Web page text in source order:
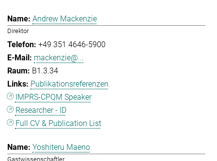
Andrew Mackenzie
Direktor
+49 351 4646-5900
mackenzie@...
B1.3.34
Publikationsreferenzen
IMPRS-CPQM Speaker
Researcher - ID
Full CV & Publication List
Yoshiteru Maeno
Gastwissenschaftler